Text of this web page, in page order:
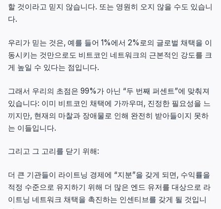
할 것이라고 믿지 않습니다. 또는 영원히 오지 않을 수도 있습니
다.
우리가 믿는 것은, 예를 들어 1%에서 2%로의 글로벌 채택을 이
동시키는 것만으로도 비트코인 네트워크의 근본적인 강도를 크
게 높일 수 있다는 점입니다.
그래서 우리의 초점은 99%가 아닌 “두 번째 퍼센트”에 맞춰져
있습니다: 이미 비트코인 채택에 가까우며, 진정한 필요성을 느
끼지만, 현재의 마찰과 장애물로 인해 완전히 받아들이지 못하
는 이들입니다.
그리고 그 고리를 닫기 위해:
더 큰 기관들이 라이트닝 경제에 “지분”을 갖게 되면, 수익률을
적정 수준으로 유지하기 위해 더 많은 엔드 유저를 대상으로 라
이트닝 네트워크 채택을 촉진하는 인센티브를 갖게 될 것입니